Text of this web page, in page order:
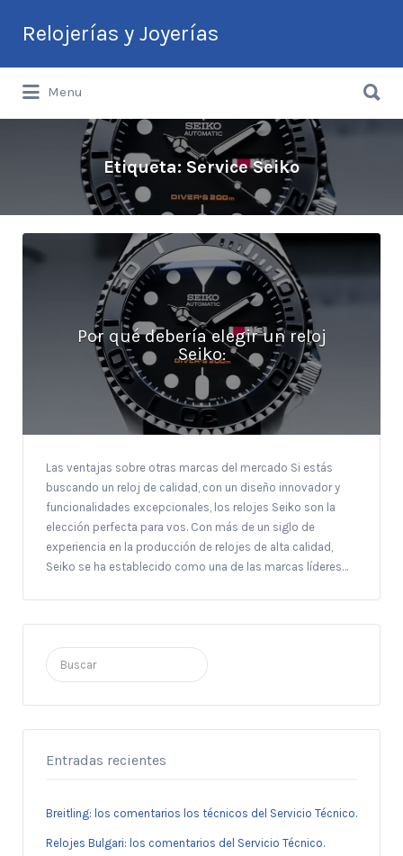
Relojerías y Joyerías
Guía de Relojerías y Joyerías en
por:
Menu
por:
Etiqueta: Service Seiko
Por qué debería elegir un reloj
Seiko:
Las ventajas sobre otras marcas del mercado Si estás
buscando un reloj de calidad, con un diseño innovador y
funcionalidades excepcionales, los relojes Seiko son la
elección perfecta para vos. Con más de un siglo de
experiencia en la producción de relojes de alta calidad,
Seiko se ha establecido como una de las marcas líderes…
Buscar
por:
Entradas recientes
Breitling: los comentarios los técnicos del Servicio Técnico.
Relojes Bulgari: los comentarios del Servicio Técnico.